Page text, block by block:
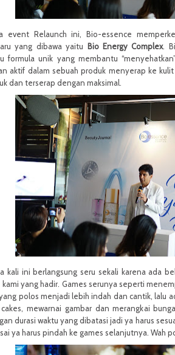
event Relaunch ini, Bio-essence
yang dibawa yaitu Bio Energy Complex.
formula unik yang membantu
aktif dalam sebuah produk menyerap ke
dan terserap dengan maksimal.
kali ini berlangsung seru sekali karena ada
kami yang hadir. Games serunya seperti
polos menjadi lebih indah dan cantik, lalu
mewarnai gambar dan merangkai
durasi waktu yang dibatasi jadi ya harus
ya harus pindah ke games selanjutnya. Wah